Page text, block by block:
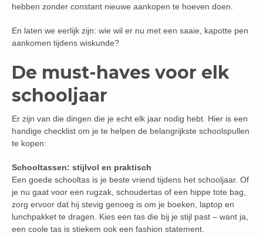
hebben zonder constant nieuwe aankopen te hoeven doen.
En laten we eerlijk zijn: wie wil er nu met een saaie, kapotte pen
aankomen tijdens wiskunde?
De must-haves voor elk
schooljaar
Er zijn van die dingen die je echt elk jaar nodig hebt. Hier is een
handige checklist om je te helpen de belangrijkste schoolspullen
te kopen:
Schooltassen: stijlvol en praktisch
Een goede schooltas is je beste vriend tijdens het schooljaar. Of
je nu gaat voor een rugzak, schoudertas of een hippe tote bag,
zorg ervoor dat hij stevig genoeg is om je boeken, laptop en
lunchpakket te dragen. Kies een tas die bij je stijl past – want ja,
een coole tas is stiekem ook een fashion statement.